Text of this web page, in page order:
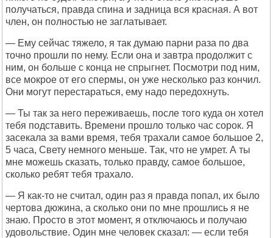
получаться, правда спина и задница вся красная. А вот
член, он полностью не заглатывает.
— Ему сейчас тяжело, я так думаю парни раза по два
точно прошли по нему. Если она и завтра продолжит с
ним, он больше с конца не спрыгнет. Посмотри под ним,
все мокрое от его спермы, он уже несколько раз кончил.
Они могут перестараться, ему надо передохнуть.
— Ты так за него переживаешь, после того куда он хотел
тебя подставить. Времени прошло только час сорок. Я
засекала за вами время, тебя трахали самое большое 2,
5 часа, Свету немного меньше. Так, что не умрет. А ты
мне можешь сказать, только правду, самое большое,
сколько ребят тебя трахало.
— Я как-то не считал, один раз я правда попал, их было
чертова дюжина, а сколько они по мне прошлись я не
знаю. Просто в этот момент, я отключаюсь и получаю
удовольствие. Один мне человек сказал: — если тебя